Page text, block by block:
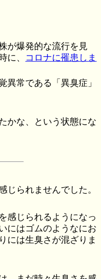
が爆発的な流行を見
に、 コロナに罹患しま
異常である「異臭症」
かな、という状態にな
じられませんでした。
感じられるようになっ
にはゴムのようなにお
には生臭さが混ざりま